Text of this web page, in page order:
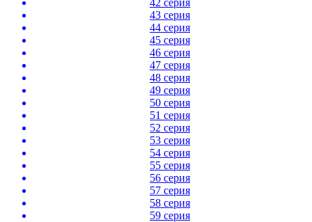
42 серия
43 серия
44 серия
45 серия
46 серия
47 серия
48 серия
49 серия
50 серия
51 серия
52 серия
53 серия
54 серия
55 серия
56 серия
57 серия
58 серия
59 серия